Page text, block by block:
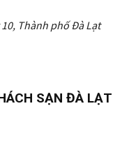
Thành phố Đà Lạt
SẠN ĐÀ LẠT